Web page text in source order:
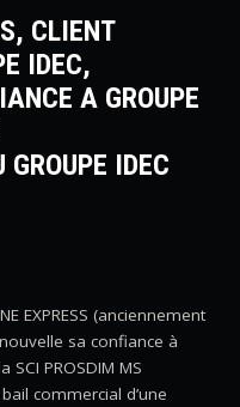
CLIENT
IDEC,
A GROUPE
GROUPE IDEC
EXPRESS (anciennement
sa confiance à
SCI PROSDIM MS
commercial d’une